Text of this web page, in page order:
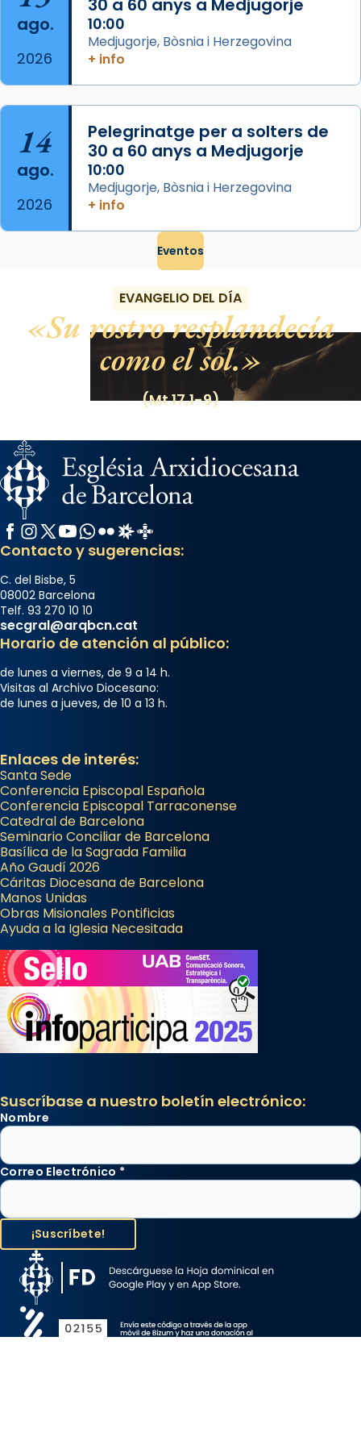
View on Facebook ·
ago.
2026
30 a 60 anys a Medjugorje
10:00
Medjugorje, Bòsnia i Herzegovina
+ info
14
ago.
2026
Pelegrinatge per a solters de
30 a 60 anys a Medjugorje
10:00
Medjugorje, Bòsnia i Herzegovina
+ info
Eventos
EVANGELIO DEL DÍA
Su rostro resplandecía
como el sol.
(Mt 17,1-9)
Facebook
Instagram
X / Twitter
YouTube
WhatsApp
FlickrRadio Estel
Catalunya Cristiana
Contacto y sugerencias:
C. del Bisbe, 5
08002 Barcelona
Telf. 93 270 10 10
secgral@arqbcn.cat
Horario de atención al público:
de lunes a viernes, de 9 a 14 h.
Visitas al Archivo Diocesano:
de lunes a jueves, de 10 a 13 h.
Enlaces de interés:
Santa Sede
Conferencia Episcopal Española
Conferencia Episcopal Tarraconense
Catedral de Barcelona
Seminario Conciliar de Barcelona
Basílica de la Sagrada Familia
Año Gaudí 2026
Cáritas Diocesana de Barcelona
Manos Unidas
Obras Misionales Pontificias
Ayuda a la Iglesia Necesitada
Suscríbase a nuestro boletín electrónico:
Nombre
Correo Electrónico *